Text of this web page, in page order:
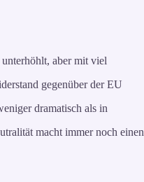
aber mit viel
gegenüber der EU
dramatisch als in
macht immer noch einen